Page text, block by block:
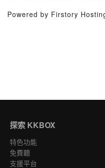
Powered by Firstory
探索 KKBOX
特色功能
免費聽
支援平台